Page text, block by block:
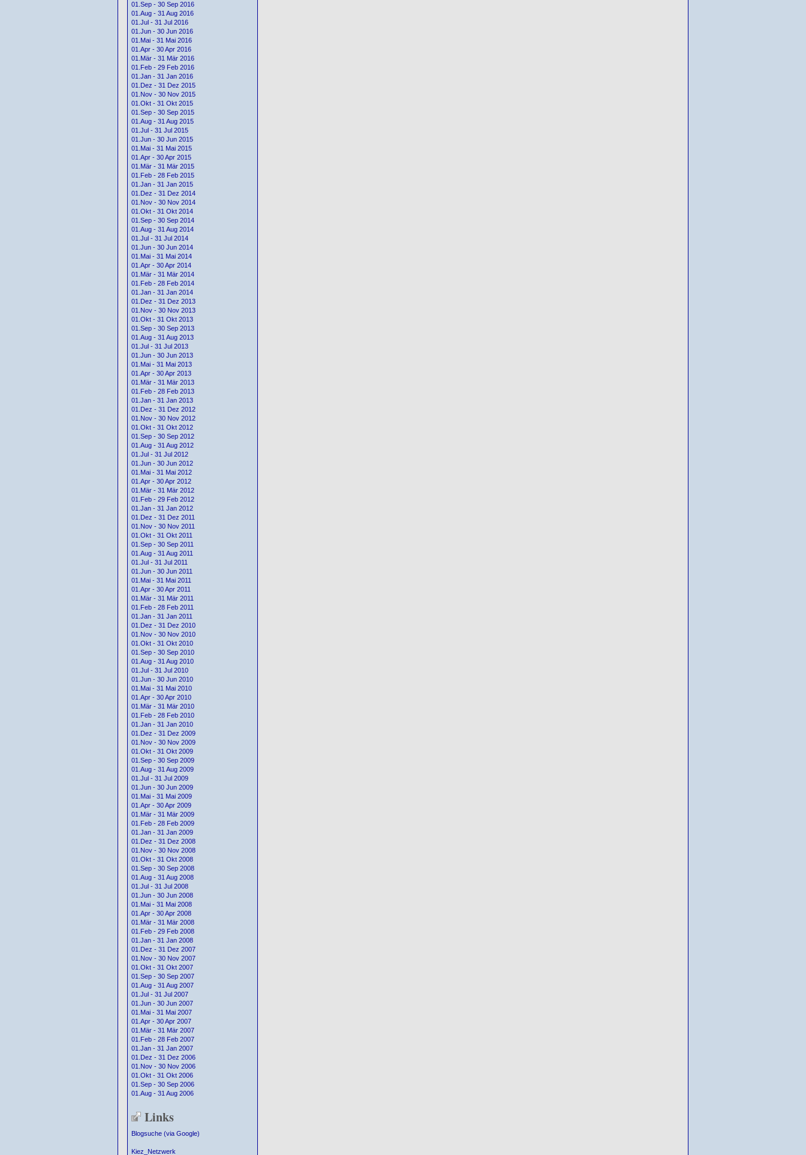
01.Sep - 30 Sep 2016
01.Aug - 31 Aug 2016
01.Jul - 31 Jul 2016
01.Jun - 30 Jun 2016
01.Mai - 31 Mai 2016
01.Apr - 30 Apr 2016
01.Mär - 31 Mär 2016
01.Feb - 29 Feb 2016
01.Jan - 31 Jan 2016
01.Dez - 31 Dez 2015
01.Nov - 30 Nov 2015
01.Okt - 31 Okt 2015
01.Sep - 30 Sep 2015
01.Aug - 31 Aug 2015
01.Jul - 31 Jul 2015
01.Jun - 30 Jun 2015
01.Mai - 31 Mai 2015
01.Apr - 30 Apr 2015
01.Mär - 31 Mär 2015
01.Feb - 28 Feb 2015
01.Jan - 31 Jan 2015
01.Dez - 31 Dez 2014
01.Nov - 30 Nov 2014
01.Okt - 31 Okt 2014
01.Sep - 30 Sep 2014
01.Aug - 31 Aug 2014
01.Jul - 31 Jul 2014
01.Jun - 30 Jun 2014
01.Mai - 31 Mai 2014
01.Apr - 30 Apr 2014
01.Mär - 31 Mär 2014
01.Feb - 28 Feb 2014
01.Jan - 31 Jan 2014
01.Dez - 31 Dez 2013
01.Nov - 30 Nov 2013
01.Okt - 31 Okt 2013
01.Sep - 30 Sep 2013
01.Aug - 31 Aug 2013
01.Jul - 31 Jul 2013
01.Jun - 30 Jun 2013
01.Mai - 31 Mai 2013
01.Apr - 30 Apr 2013
01.Mär - 31 Mär 2013
01.Feb - 28 Feb 2013
01.Jan - 31 Jan 2013
01.Dez - 31 Dez 2012
01.Nov - 30 Nov 2012
01.Okt - 31 Okt 2012
01.Sep - 30 Sep 2012
01.Aug - 31 Aug 2012
01.Jul - 31 Jul 2012
01.Jun - 30 Jun 2012
01.Mai - 31 Mai 2012
01.Apr - 30 Apr 2012
01.Mär - 31 Mär 2012
01.Feb - 29 Feb 2012
01.Jan - 31 Jan 2012
01.Dez - 31 Dez 2011
01.Nov - 30 Nov 2011
01.Okt - 31 Okt 2011
01.Sep - 30 Sep 2011
01.Aug - 31 Aug 2011
01.Jul - 31 Jul 2011
01.Jun - 30 Jun 2011
01.Mai - 31 Mai 2011
01.Apr - 30 Apr 2011
01.Mär - 31 Mär 2011
01.Feb - 28 Feb 2011
01.Jan - 31 Jan 2011
01.Dez - 31 Dez 2010
01.Nov - 30 Nov 2010
01.Okt - 31 Okt 2010
01.Sep - 30 Sep 2010
01.Aug - 31 Aug 2010
01.Jul - 31 Jul 2010
01.Jun - 30 Jun 2010
01.Mai - 31 Mai 2010
01.Apr - 30 Apr 2010
01.Mär - 31 Mär 2010
01.Feb - 28 Feb 2010
01.Jan - 31 Jan 2010
01.Dez - 31 Dez 2009
01.Nov - 30 Nov 2009
01.Okt - 31 Okt 2009
01.Sep - 30 Sep 2009
01.Aug - 31 Aug 2009
01.Jul - 31 Jul 2009
01.Jun - 30 Jun 2009
01.Mai - 31 Mai 2009
01.Apr - 30 Apr 2009
01.Mär - 31 Mär 2009
01.Feb - 28 Feb 2009
01.Jan - 31 Jan 2009
01.Dez - 31 Dez 2008
01.Nov - 30 Nov 2008
01.Okt - 31 Okt 2008
01.Sep - 30 Sep 2008
01.Aug - 31 Aug 2008
01.Jul - 31 Jul 2008
01.Jun - 30 Jun 2008
01.Mai - 31 Mai 2008
01.Apr - 30 Apr 2008
01.Mär - 31 Mär 2008
01.Feb - 29 Feb 2008
01.Jan - 31 Jan 2008
01.Dez - 31 Dez 2007
01.Nov - 30 Nov 2007
01.Okt - 31 Okt 2007
01.Sep - 30 Sep 2007
01.Aug - 31 Aug 2007
01.Jul - 31 Jul 2007
01.Jun - 30 Jun 2007
01.Mai - 31 Mai 2007
01.Apr - 30 Apr 2007
01.Mär - 31 Mär 2007
01.Feb - 28 Feb 2007
01.Jan - 31 Jan 2007
01.Dez - 31 Dez 2006
01.Nov - 30 Nov 2006
01.Okt - 31 Okt 2006
01.Sep - 30 Sep 2006
01.Aug - 31 Aug 2006
Links
Blogsuche (via Google)
Kiez_Netzwerk